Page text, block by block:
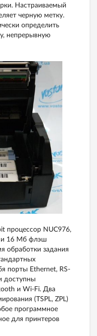
Настраиваемый
черную метку.
определить
непрерывную
процессор NUC976,
и 16 Мб флэш
обработки задания
порты Ethernet, RS-
доступны
и Wi-Fi. Два
(TSPL, ZPL)
программное
для принтеров